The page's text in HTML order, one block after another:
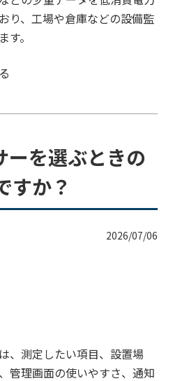
り、工場や倉庫などの設備監
。
ーを選ぶときの
すか？
2026/07/06
、測定したい項目、設置場
管理画面の使いやすさ、通知